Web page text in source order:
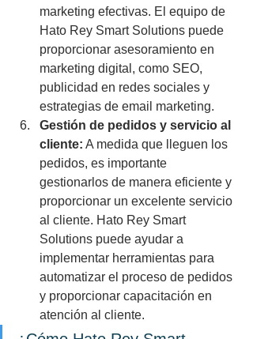
marketing efectivas. El equipo de
Hato Rey Smart Solutions puede
proporcionar asesoramiento en
marketing digital, como SEO,
publicidad en redes sociales y
estrategias de email marketing.
Gestión de pedidos y servicio al
cliente: A medida que lleguen los
pedidos, es importante
gestionarlos de manera eficiente y
proporcionar un excelente servicio
al cliente. Hato Rey Smart
Solutions puede ayudar a
implementar herramientas para
automatizar el proceso de pedidos
y proporcionar capacitación en
atención al cliente.